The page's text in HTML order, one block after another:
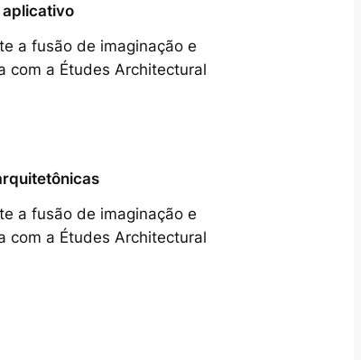
aplicativo
a fusão de imaginação e
com a Études Architectural
a fusão de imaginação e
com a Études Architectural